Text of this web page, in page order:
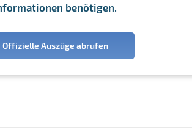
benötigen.
Offizielle Auszüge abrufen